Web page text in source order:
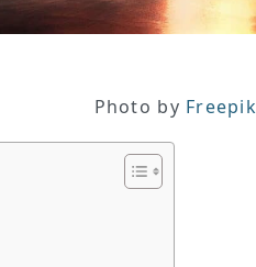
Photo by Freepik